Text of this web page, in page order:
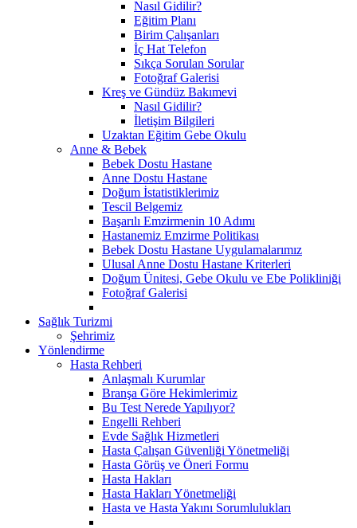
Nasıl Gidilir?
Eğitim Planı
Birim Çalışanları
İç Hat Telefon
Sıkça Sorulan Sorular
Fotoğraf Galerisi
Kreş ve Gündüz Bakımevi
Nasıl Gidilir?
İletişim Bilgileri
Uzaktan Eğitim Gebe Okulu
Anne & Bebek
Bebek Dostu Hastane
Anne Dostu Hastane
Doğum İstatistiklerimiz
Tescil Belgemiz
Başarılı Emzirmenin 10 Adımı
Hastanemiz Emzirme Politikası
Bebek Dostu Hastane Uygulamalarımız
Ulusal Anne Dostu Hastane Kriterleri
Doğum Ünitesi, Gebe Okulu ve Ebe Polikliniği
Fotoğraf Galerisi
Sağlık Turizmi
Şehrimiz
Yönlendirme
Hasta Rehberi
Anlaşmalı Kurumlar
Branşa Göre Hekimlerimiz
Bu Test Nerede Yapılıyor?
Engelli Rehberi
Evde Sağlık Hizmetleri
Hasta Çalışan Güvenliği Yönetmeliği
Hasta Görüş ve Öneri Formu
Hasta Hakları
Hasta Hakları Yönetmeliği
Hasta ve Hasta Yakını Sorumlulukları